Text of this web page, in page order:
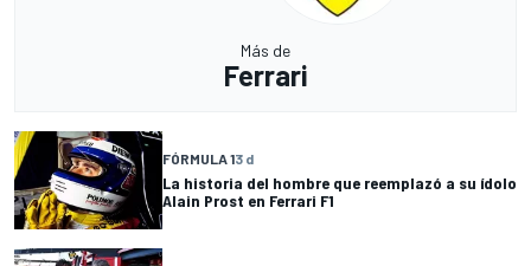
Más de
Ferrari
FÓRMULA 13 d
La historia del hombre que reemplazó a su ídolo
Alain Prost en Ferrari F1